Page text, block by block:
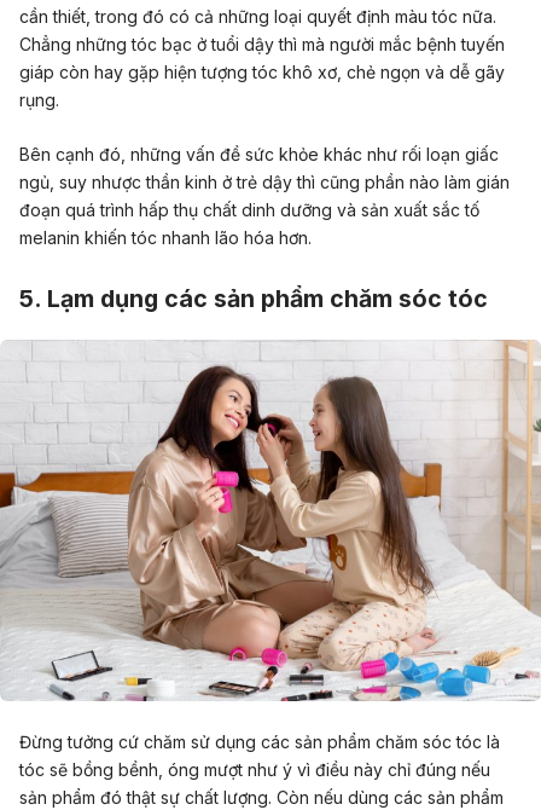
cần thiết, trong đó có cả những loại quyết định màu tóc nữa.
Chẳng những tóc bạc ở tuổi dậy thì mà người mắc bệnh tuyến
giáp còn hay gặp hiện tượng tóc khô xơ, chẻ ngọn và dễ gãy
rụng.
Bên cạnh đó, những vấn đề sức khỏe khác như rối loạn giấc
ngủ, suy nhược thần kinh ở trẻ dậy thì cũng phần nào làm gián
đoạn quá trình hấp thụ chất dinh dưỡng và sản xuất sắc tố
melanin khiến tóc nhanh lão hóa hơn.
5. Lạm dụng các sản phẩm chăm sóc tóc
Đừng tưởng cứ chăm sử dụng các sản phẩm chăm sóc tóc là
tóc sẽ bồng bềnh, óng mượt như ý vì điều này chỉ đúng nếu
sản phẩm đó thật sự chất lượng. Còn nếu dùng các sản phẩm